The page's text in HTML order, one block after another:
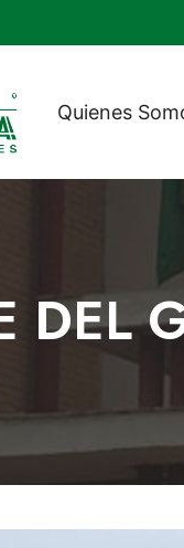
Quienes
DEL